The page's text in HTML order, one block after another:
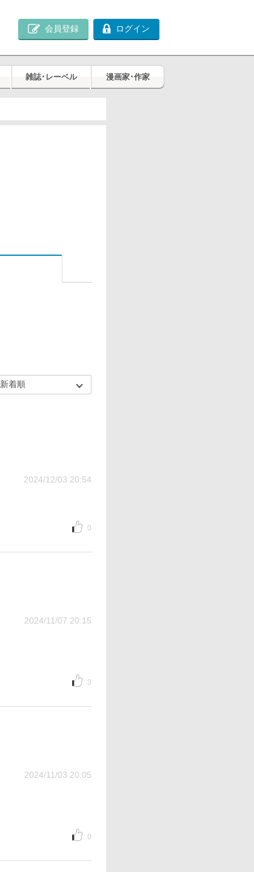
会員登録 ログイン
雑誌･レーベル 漫画家･作家
2024/12/03 20:54
0
2024/11/07 20:15
3
2024/11/03 20:05
0